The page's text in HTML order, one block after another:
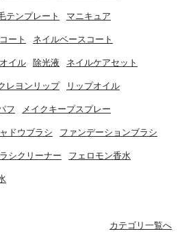
テンプレート マニキュア
ート ネイルベースコート
イル 除光液 ネイルケアセット
レヨンリップ リップオイル
フ メイクキープスプレー
ドウブラシ ファンデーションブラシ
シクリーナー フェロモン香水
カテゴリ一覧へ